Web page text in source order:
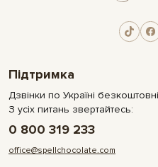
Підтримка
Дзвінки по Україні безкоштовні
З усіх питань звертайтесь:
0 800 319 233
office@spellchocolate.com